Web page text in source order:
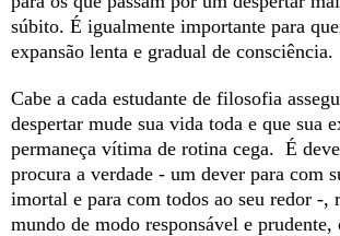
súbito. É igualmente importante para
expansão lenta e gradual de consciência.
Cabe a cada estudante de filosofia
despertar mude sua vida toda e que sua
permaneça vítima de rotina cega. É
procura a verdade - um dever para com
imortal e para com todos ao seu redor -,
mundo de modo responsável e prudente,